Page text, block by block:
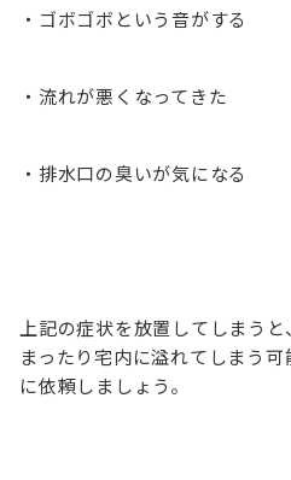
・ゴボゴボという音がする
・流れが悪くなってきた
・排水口の臭いが気になる
上記の症状を放置してしまう
まったり宅内に溢れてしまう
に依頼しましょう。